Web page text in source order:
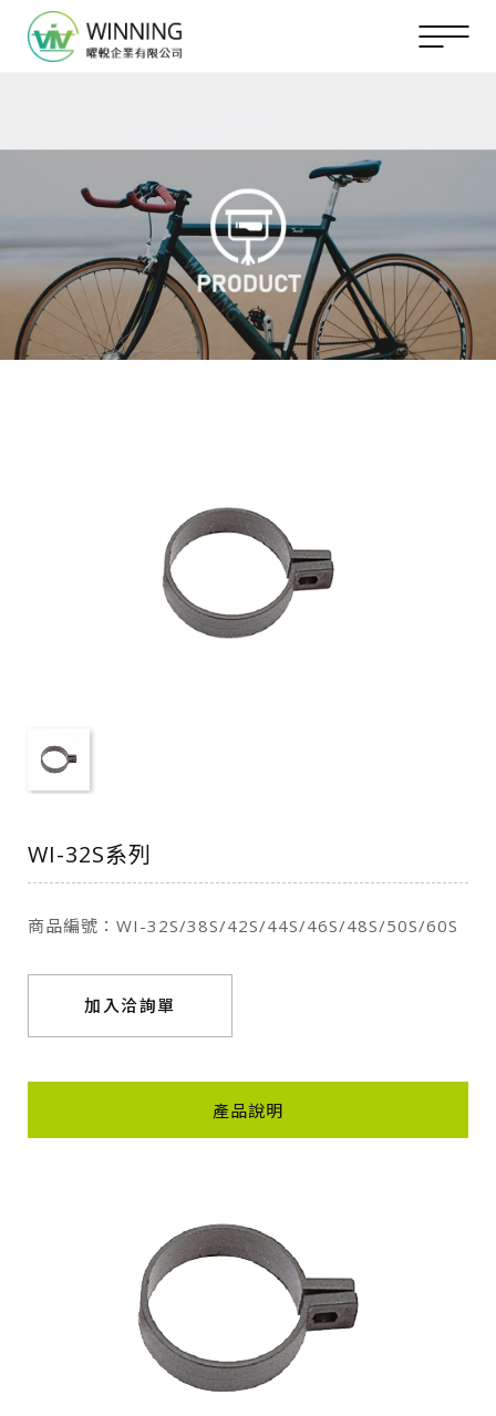
WI-32S系列
商品編號：WI-32S/38S/42S/44S/46S/48S/50S/60S
加入洽詢單
產品說明